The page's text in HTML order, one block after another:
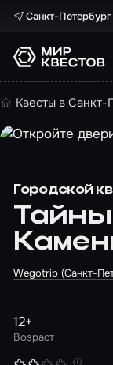
Санкт-Петербург
Квесты в Санкт-
Городской
Тайны
Wegotrip (Санкт-
Возраст
12+